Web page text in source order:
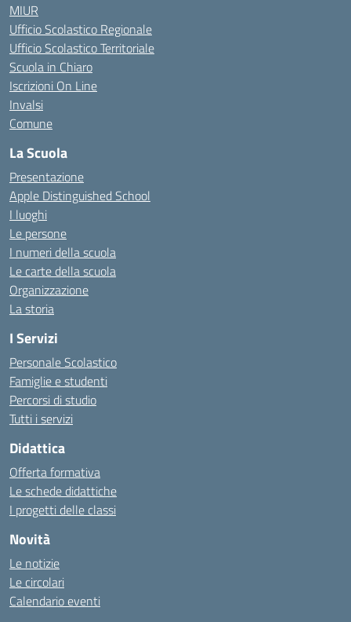
MIUR
Ufficio Scolastico Regionale
Ufficio Scolastico Territoriale
Scuola in Chiaro
Iscrizioni On Line
Invalsi
Comune
La Scuola
Presentazione
Apple Distinguished School
I luoghi
Le persone
I numeri della scuola
Le carte della scuola
Organizzazione
La storia
I Servizi
Personale Scolastico
Famiglie e studenti
Percorsi di studio
Tutti i servizi
Didattica
Offerta formativa
Le schede didattiche
I progetti delle classi
Novità
Le notizie
Le circolari
Calendario eventi